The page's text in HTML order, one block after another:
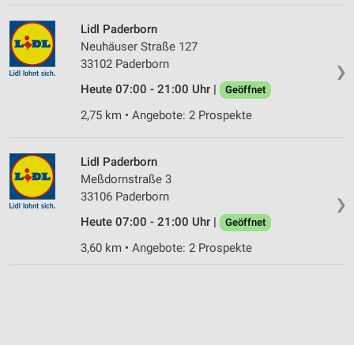
❯
Lidl Paderborn
Neuhäuser Straße 127
33102 Paderborn
Heute 07:00 - 21:00 Uhr |
Geöffnet
2,75 km • Angebote: 2 Prospekte
❯
Lidl Paderborn
Meßdornstraße 3
33106 Paderborn
Heute 07:00 - 21:00 Uhr |
Geöffnet
3,60 km • Angebote: 2 Prospekte